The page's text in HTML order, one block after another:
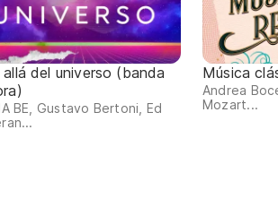
allá del universo (banda
BE, Gustavo Bertoni, Ed
Música
Andrea
Mozart...